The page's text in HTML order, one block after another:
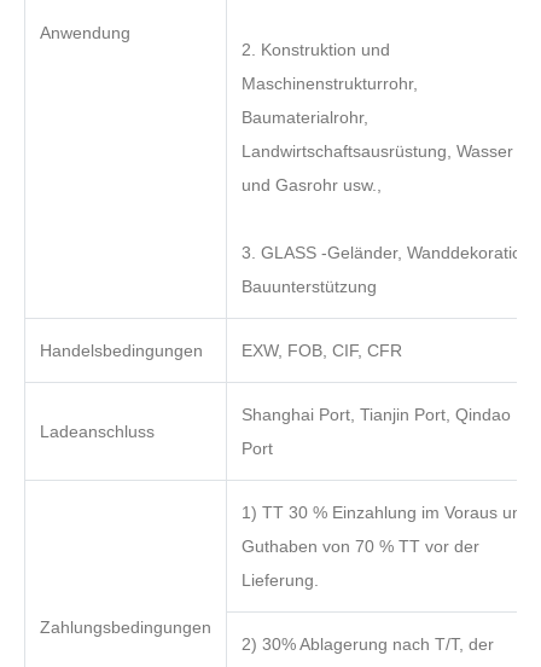
Anwendung
2. Konstruktion und
Maschinenstrukturrohr,
Baumaterialrohr,
Landwirtschaftsausrüstung, Wasser
und Gasrohr usw.,
3. GLASS -Geländer, Wanddekoration,
Bauunterstützung
Handelsbedingungen EXW, FOB, CIF, CFR
Ladeanschluss
Shanghai Port, Tianjin Port, Qindao
Port
Zahlungsbedingungen
1) TT 30 % Einzahlung im Voraus und
Guthaben von 70 % TT vor der
Lieferung.
2) 30% Ablagerung nach T/T, der